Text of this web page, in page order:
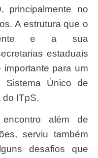
principalmente no
A estrutura que o
e a sua
estaduais
para um
Sistema Único de
do ITpS.
serviu também
desafios que